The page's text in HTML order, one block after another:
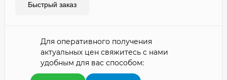
Быстрый заказ
Для оперативного получения
актуальных цен свяжитесь с нами
удобным для вас способом: